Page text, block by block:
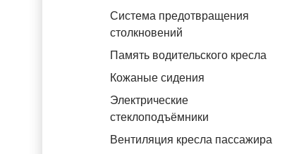
Система предотвращения
столкновений
Память водительского кресла
Кожаные сидения
Электрические
стеклоподъёмники
Вентиляция кресла пассажира